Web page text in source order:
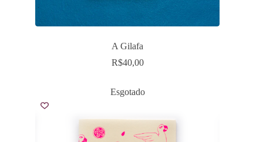
A Gilafa
R$40,00
Esgotado